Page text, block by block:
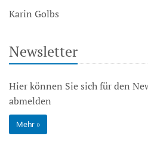
Karin Golbs
Newsletter
Hier können Sie sich für den
abmelden
Mehr